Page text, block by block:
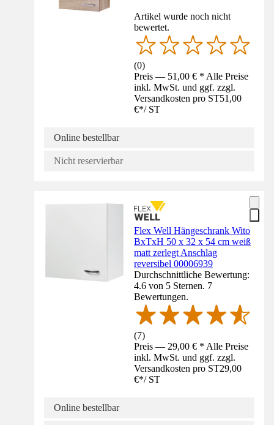
Artikel wurde noch nicht
bewertet.
(0)
Preis — 51,00 € * Alle Preise
inkl. MwSt. und ggf. zzgl.
Versandkosten pro ST51,00
€*/ ST
Online bestellbar
Nicht reservierbar
Flex Well Hängeschrank Wito
BxTxH 50 x 32 x 54 cm weiß
matt zerlegt Anschlag
reversibel 00006939
Durchschnittliche Bewertung:
4.6 von 5 Sternen. 7
Bewertungen.
(7)
Preis — 29,00 € * Alle Preise
inkl. MwSt. und ggf. zzgl.
Versandkosten pro ST29,00
€*/ ST
Online bestellbar